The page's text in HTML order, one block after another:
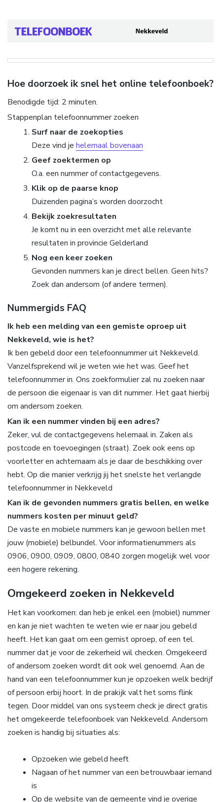
Hoe doorzoek ik snel het online telefoonboek?
Benodigde tijd: 2 minuten.
Stappenplan telefoonnummer zoeken
Surf naar de zoekopties
Deze vind je helemaal bovenaan
Geef zoektermen op
O.a. een nummer of contactgegevens.
Klik op de paarse knop
Duizenden pagina’s worden doorzocht
Bekijk zoekresultaten
Je komt nu in een overzicht met alle relevante
resultaten in provincie Gelderland
Nog een keer zoeken
Gevonden nummers kan je direct bellen. Geen hits?
Zoek dan andersom (of andere termen).
Nummergids FAQ
Ik heb een melding van een gemiste oproep uit
Nekkeveld, wie is het?
Ik ben gebeld door een telefoonnummer uit Nekkeveld.
Vanzelfsprekend wil je weten wie het was. Geef het
telefoonnummer in. Ons zoekformulier zal nu zoeken naar
de persoon die eigenaar is van dit nummer. Het gaat hierbij
om andersom zoeken.
Kan ik een nummer vinden bij een adres?
Zeker, vul de contactgegevens helemaal in. Zaken als
postcode en toevoegingen (straat). Zoek ook eens op
voorletter en achternaam als je daar de beschikking over
hebt. Op die manier verkrijg jij het snelste het verlangde
telefoonnummer in Nekkeveld
Kan ik de gevonden nummers gratis bellen, en welke
nummers kosten per minuut geld?
De vaste en mobiele nummers kan je gewoon bellen met
jouw (mobiele) belbundel. Voor informatienummers als
0906, 0900, 0909, 0800, 0840 zorgen mogelijk wel voor
een hogere rekening.
Omgekeerd zoeken in Nekkeveld
Het kan voorkomen: dan heb je enkel een (mobiel) nummer
en kan je niet wachten te weten wie er naar jou gebeld
heeft. Het kan gaat om een gemist oproep, of een tel.
nummer dat je voor de zekerheid wil checken. Omgekeerd
of andersom zoeken wordt dit ook wel genoemd. Aan de
hand van een telefoonnummer kun je opzoeken welk bedrijf
of persoon erbij hoort. In de prakijk valt het soms flink
tegen. Door middel van ons systeem check je direct gratis
het omgekeerde telefoonboek van Nekkeveld. Andersom
zoeken is handig bij situaties als:
Opzoeken wie gebeld heeft
Nagaan of het nummer van een betrouwbaar iemand
is
Op de website van de gemeente vind je overige